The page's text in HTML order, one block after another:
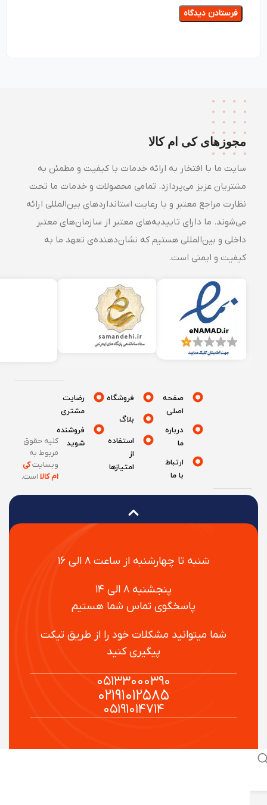
مجوزهای کی ام کالا
سایت ما با افتخار به ارائه خدمات با کیفیت و مطمئن به
مشتریان عزیز می‌پردازد. تمامی محصولات و خدمات ما تحت
نظارت مراجع معتبر و با رعایت استانداردهای بین‌المللی ارائه
می‌شوند. ما دارای تاییدیه‌های معتبر از سازمان‌های معتبر
داخلی و بین‌المللی هستیم که نشان‌دهنده‌ی تعهد ما به
کیفیت و ایمنی است.
شنبه تا چهارشنبه از ساعت ۸ الی ۱۶
پنجشنبه ۸ الی ۱۴
پاسخگوی تماس شما هستیم
شما میتوانید مشکلات خود را از طریق تیکت
پیگیری کنید
۰۵۱۳۳۰۰۰۳۹۰
۰۲۱۹۱۰۱۲۵۸۵
۰۵۱۹۱۰۱۴۷۱۴
صفحه
درباره
ارتباط
فروشگاه
بلاگ
استفاده
امتیازها
رضایت
مشتری
فروشنده
شوید
کلیه حقوق
مربوط به
وبسایتکی
ام کالااست.